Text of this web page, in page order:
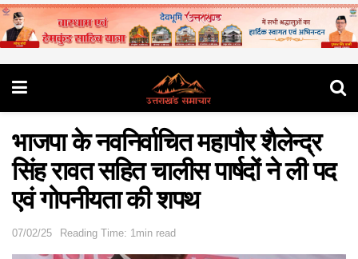
भाजपा के नवनिर्वाचित महापौर शैलेन्द्र
सिंह रावत सहित चालीस पार्षदों ने ली पद
एवं गोपनीयता की शपथ
07/02/25 Reading Time: 1min read